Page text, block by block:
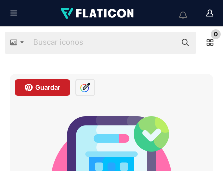
0
Guardar